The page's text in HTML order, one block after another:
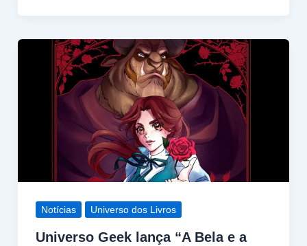
Notícias Universo dos Livros
Universo Geek lança “A Bela e a